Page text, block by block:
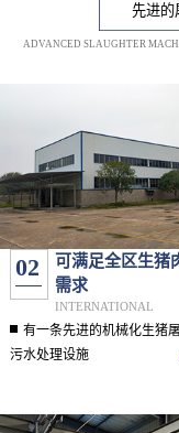
先进的
ADVANCED SLAUGHTER
02
可满足全区生猪
需求
INTERNATIONAL
有一条先进的机械化生猪
污水处理设施